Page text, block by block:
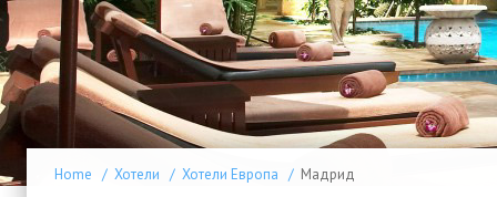
Home / Хотели / Хотели Европа / Мадрид